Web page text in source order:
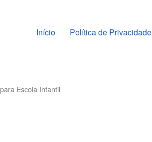
Pular para o conteúdo
Início Política de Privacidade
Escola Infantil